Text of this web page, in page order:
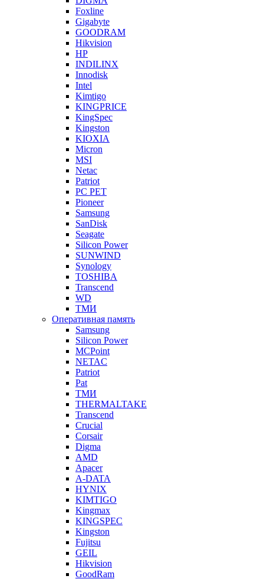
Foxline
Gigabyte
GOODRAM
Hikvision
HP
INDILINX
Innodisk
Intel
Kimtigo
KINGPRICE
KingSpec
Kingston
KIOXIA
Micron
MSI
Netac
Patriot
PC PET
Pioneer
Samsung
SanDisk
Seagate
Silicon Power
SUNWIND
Synology
TOSHIBA
Transcend
WD
ТМИ
Оперативная память
Samsung
Silicon Power
MCPoint
NETAC
Patriot
Pat
ТМИ
THERMALTAKE
Transcend
Crucial
Corsair
Digma
AMD
Apacer
A-DATA
HYNIX
KIMTIGO
Kingmax
KINGSPEC
Kingston
Fujitsu
GEIL
Hikvision
GoodRam